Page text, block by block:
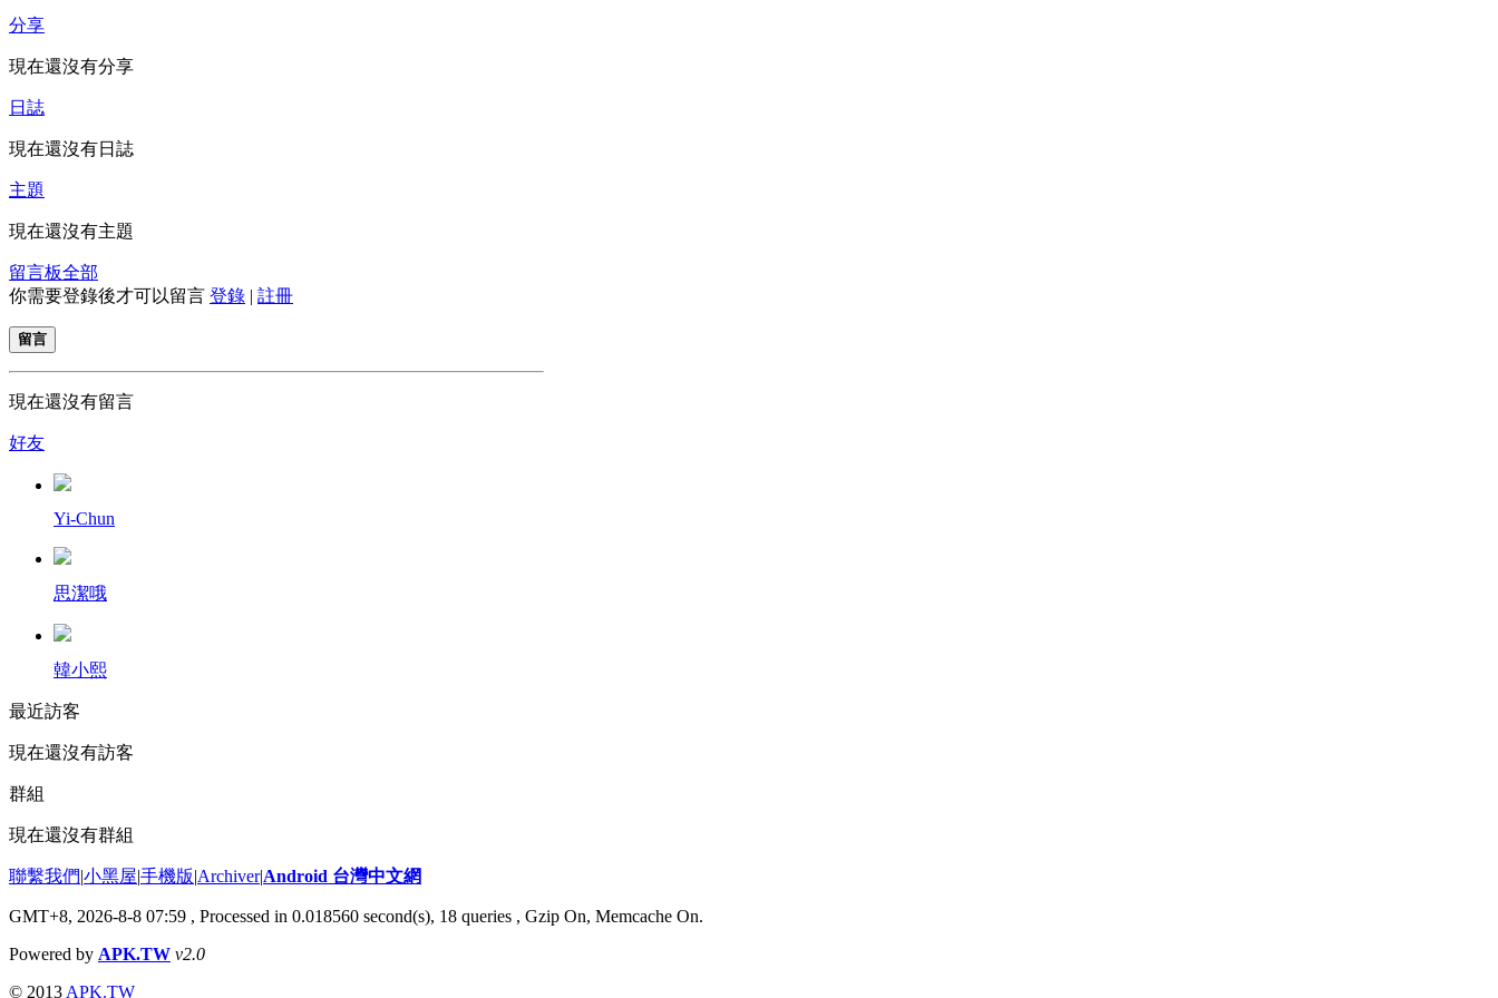
分享
現在還沒有分享
日誌
現在還沒有日誌
主題
現在還沒有主題
留言板全部
你需要登錄後才可以留言 登錄 | 註冊
留言
現在還沒有留言
好友
Yi-Chun
思潔哦
韓小熙
最近訪客
現在還沒有訪客
群組
現在還沒有群組
聯繫我們|小黑屋|手機版|Archiver|Android 台灣中文網
GMT+8, 2026-8-8 07:59 , Processed in 0.018560 second(s), 18 queries , Gzip On, Memcache On.
Powered by APK.TW v2.0
© 2013 APK.TW